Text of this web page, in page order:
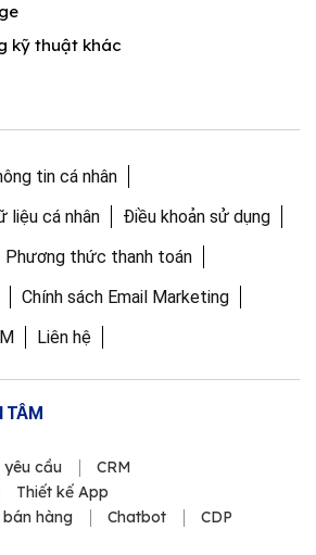
kỹ thuật khác
tin cá nhân
liệu cá nhân
Điều khoản sử dụng
Phương thức thanh toán
Chính sách Email Marketing
Liên hệ
TÂM
yêu cầu
CRM
Thiết kế App
bán hàng
Chatbot CDP